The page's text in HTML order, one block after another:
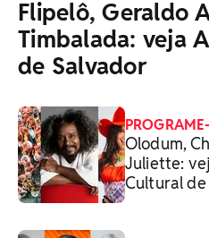
Flipelô, Geraldo
Timbalada: veja
de Salvador
Olodum,
Juliette:
Cultural